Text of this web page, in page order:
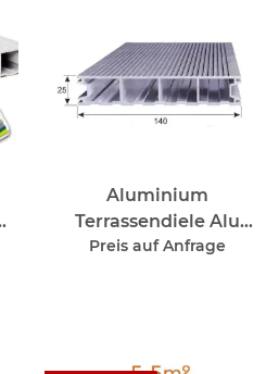
Aluminium
Terrassendiele Alu
Blank Natur
Preis auf Anfrage